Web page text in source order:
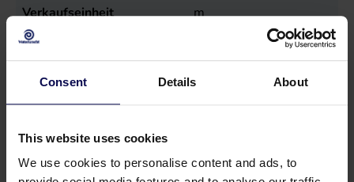
Consent Details About
This website uses cookies
We use cookies to personalise content and ads, to
Verkaufseinheit m
Geeignetes Zubehör